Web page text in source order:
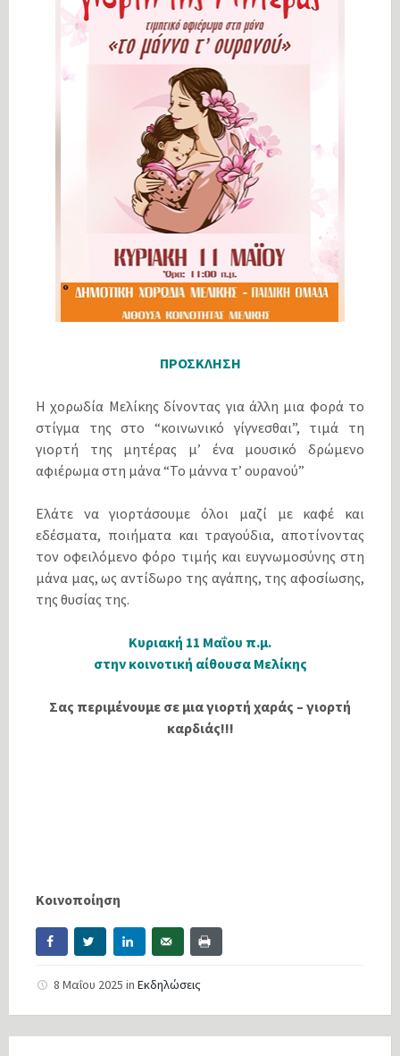
ΠΡΟΣΚΛΗΣΗ
Η χορωδία Μελίκης δίνοντας για άλλη μια φορά το
στίγμα της στο “κοινωνικό γίγνεσθαι”, τιμά τη
γιορτή της μητέρας μ’ ένα μουσικό δρώμενο
αφιέρωμα στη μάνα “Το μάννα τ’ ουρανού”
Ελάτε να γιορτάσουμε όλοι μαζί με καφέ και
εδέσματα, ποιήματα και τραγούδια, αποτίνοντας
τον οφειλόμενο φόρο τιμής και ευγνωμοσύνης στη
μάνα μας, ως αντίδωρο της αγάπης, της αφοσίωσης,
της θυσίας της.
Κυριακή 11 Μαΐου π.μ.
στην κοινοτική αίθουσα Μελίκης
Σας περιμένουμε σε μια γιορτή χαράς – γιορτή
καρδιάς!!!
Κοινοποίηση
8 Μαΐου 2025 in Εκδηλώσεις